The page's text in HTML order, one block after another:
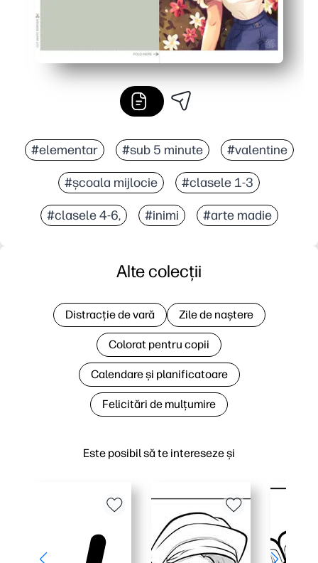
#elementar #sub 5 minute #valentine
#școala mijlocie #clasele 1-3
#clasele 4-6, #inimi #arte madie
Este posibil să te intereseze și
Alte colecții
Distracție de vară Zile de naștere
Colorat pentru copii
Calendare și planificatoare
Felicitări de mulțumire